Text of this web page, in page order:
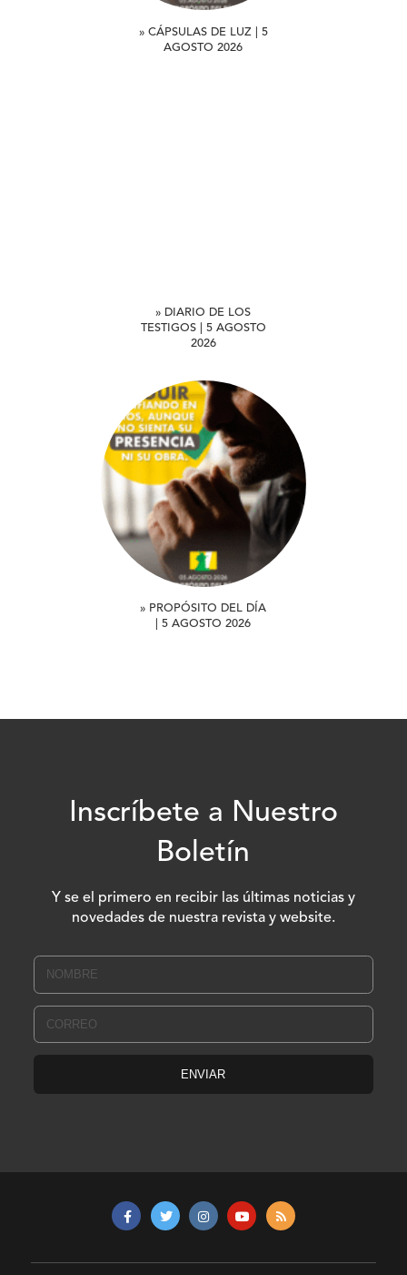
» CÁPSULAS DE LUZ | 5
AGOSTO 2026
» DIARIO DE LOS
TESTIGOS | 5 AGOSTO
2026
» PROPÓSITO DEL DÍA
| 5 AGOSTO 2026
Inscríbete a Nuestro
Boletín
Y se el primero en recibir las últimas noticias y
novedades de nuestra revista y website.